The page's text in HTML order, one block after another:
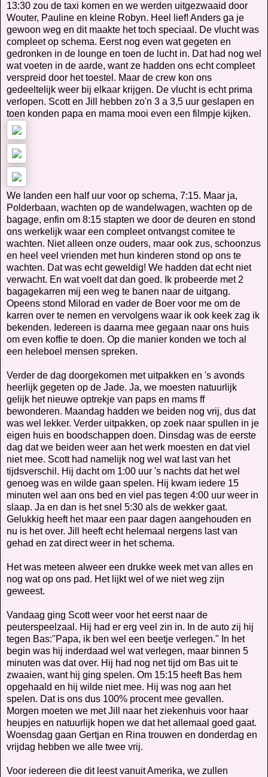
13:30 zou de taxi komen en we werden uitgezwaaid door
Wouter, Pauline en kleine Robyn. Heel lief! Anders ga je
gewoon weg en dit maakte het toch speciaal. De vlucht was
compleet op schema. Eerst nog even wat gegeten en
gedronken in de lounge en toen de lucht in. Dat had nog wel
wat voeten in de aarde, want ze hadden ons echt compleet
verspreid door het toestel. Maar de crew kon ons
gedeeltelijk weer bij elkaar krijgen. De vlucht is echt prima
verlopen. Scott en Jill hebben zo'n 3 a 3,5 uur geslapen en
toen konden papa en mama mooi even een filmpje kijken.
We landen een half uur voor op schema, 7:15. Maar ja,
Polderbaan, wachten op de wandelwagen, wachten op de
bagage, enfin om 8:15 stapten we door de deuren en stond
ons werkelijk waar een compleet ontvangst comitee te
wachten. Niet alleen onze ouders, maar ook zus, schoonzus
en heel veel vrienden met hun kinderen stond op ons te
wachten. Dat was echt geweldig! We hadden dat echt niet
verwacht. En wat voelt dat dan goed. Ik probeerde met 2
bagagekarren mij een weg te banen naar de uitgang.
Opeens stond Milorad en vader de Boer voor me om de
karren over te nemen en vervolgens waar ik ook keek zag ik
bekenden. Iedereen is daarna mee gegaan naar ons huis
om even koffie te doen. Op die manier konden we toch al
een heleboel mensen spreken.
Verder de dag doorgekomen met uitpakken en 's avonds
heerlijk gegeten op de Jade. Ja, we moesten natuurlijk
gelijk het nieuwe optrekje van paps en mams ff
bewonderen. Maandag hadden we beiden nog vrij, dus dat
was wel lekker. Verder uitpakken, op zoek naar spullen in je
eigen huis en boodschappen doen. Dinsdag was de eerste
dag dat we beiden weer aan het werk moesten en dat viel
niet mee. Scott had namelijk nog wel wat last van het
tijdsverschil. Hij dacht om 1:00 uur 's nachts dat het wel
genoeg was en wilde gaan spelen. Hij kwam iedere 15
minuten wel aan ons bed en viel pas tegen 4:00 uur weer in
slaap. Ja en dan is het snel 5:30 als de wekker gaat.
Gelukkig heeft het maar een paar dagen aangehouden en
nu is het over. Jill heeft echt helemaal nergens last van
gehad en zat direct weer in het schema.
Het was meteen alweer een drukke week met van alles en
nog wat op ons pad. Het lijkt wel of we niet weg zijn
geweest.
Vandaag ging Scott weer voor het eerst naar de
peuterspeelzaal. Hij had er erg veel zin in. In de auto zij hij
tegen Bas:"Papa, ik ben wel een beetje verlegen." In het
begin was hij inderdaad wel wat verlegen, maar binnen 5
minuten was dat over. Hij had nog net tijd om Bas uit te
zwaaien, want hij ging spelen. Om 15:15 heeft Bas hem
opgehaald en hij wilde niet mee. Hij was nog aan het
spelen. Dat is ons dus 100% procent mee gevallen.
Morgen moeten we met Jill naar het ziekenhuis voor haar
heupjes en natuurlijk hopen we dat het allemaal goed gaat.
Woensdag gaan Gertjan en Rina trouwen en donderdag en
vrijdag hebben we alle twee vrij.
Voor iedereen die dit leest vanuit Amerika, we zullen